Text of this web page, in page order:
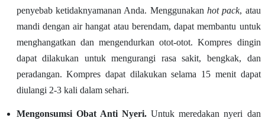
penyebab ketidaknyamanan Anda. Menggunakan hot pack, atau
mandi dengan air hangat atau berendam, dapat membantu untuk
menghangatkan dan mengendurkan otot-otot. Kompres dingin
dapat dilakukan untuk mengurangi rasa sakit, bengkak, dan
peradangan. Kompres dapat dilakukan selama 15 menit dapat
diulangi 2-3 kali dalam sehari.
Mengonsumsi Obat Anti Nyeri.Untuk meredakan nyeri dan